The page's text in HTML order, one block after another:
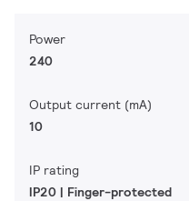
Power
240
Output current (mA)
10
IP rating
IP20 | Finger-protected